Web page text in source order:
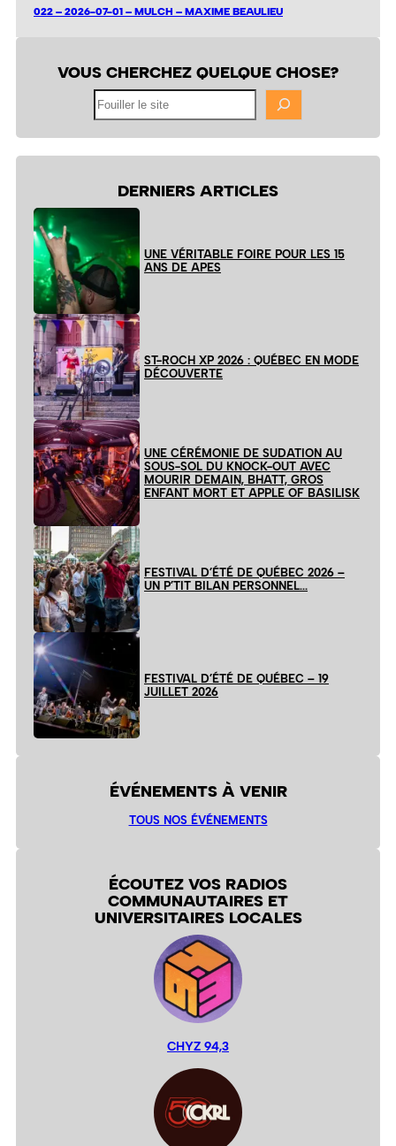
022 – 2026-07-01 – MULCH – MAXIME BEAULIEU
VOUS CHERCHEZ QUELQUE CHOSE?
DERNIERS ARTICLES
UNE VÉRITABLE FOIRE POUR LES 15
ANS DE APES
ST-ROCH XP 2026 : QUÉBEC EN MODE
DÉCOUVERTE
UNE CÉRÉMONIE DE SUDATION AU
SOUS-SOL DU KNOCK-OUT AVEC
MOURIR DEMAIN, BHATT, GROS
ENFANT MORT ET APPLE OF BASILISK
FESTIVAL D’ÉTÉ DE QUÉBEC 2026 –
UN P’TIT BILAN PERSONNEL…
FESTIVAL D’ÉTÉ DE QUÉBEC – 19
JUILLET 2026
ÉVÉNEMENTS À VENIR
TOUS NOS ÉVÉNEMENTS
ÉCOUTEZ VOS RADIOS
COMMUNAUTAIRES ET
UNIVERSITAIRES LOCALES
CHYZ 94,3